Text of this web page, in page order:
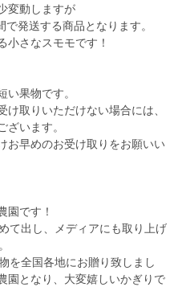
変動しますが
発送する商品となります。
小さなスモモです！
い果物です。
取りいただけない場合には、
ざいます。
お早めのお受け取りをお願いい
園です！
て出し、メディアにも取り上げ
を全国各地にお贈り致しまし
園となり、大変嬉しいかぎりで